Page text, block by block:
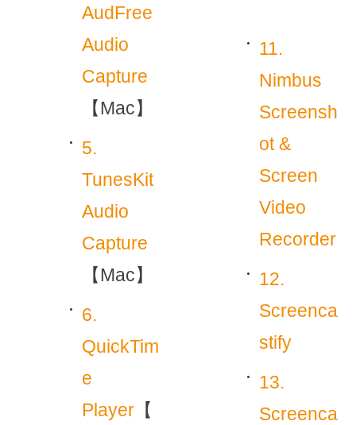
AudFree
Audio
Capture
【Mac】
5.
TunesKit
Audio
Capture
【Mac】
6.
QuickTim
e
Player【
11.
Nimbus
Screensh
ot &
Screen
Video
Recorder
12.
Screenca
stify
13.
Screenca